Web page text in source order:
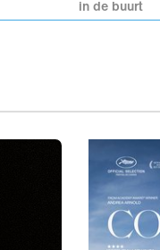
in de buurt